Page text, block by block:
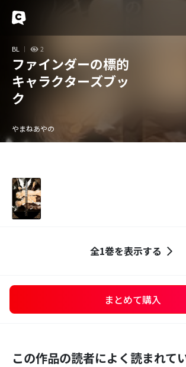
BL 2
ファインダーの標的
キャラクターズブッ
ク
やまねあやの
全1巻を表示する
まとめて購入
この作品の読者によく読まれて